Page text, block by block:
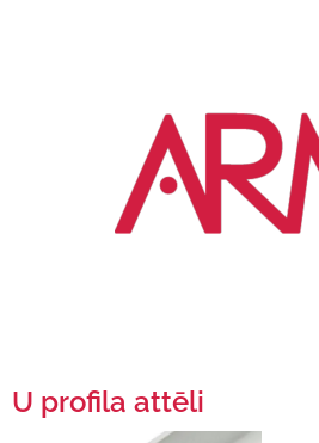
U profila attēli